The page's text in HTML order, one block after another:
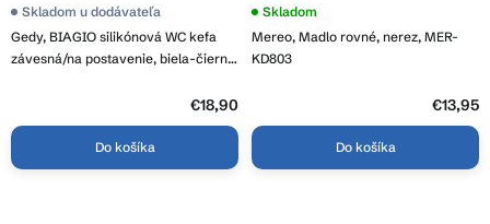
Gedy, BIAGIO silikónová WC kefa
závesná/na postavenie, biela-čierna,
Skladom u dodávateľa
€18,90
Do košíka
Mereo, Madlo rovné, nerez, MER-
KD803
Skladom
€13,95
Do košíka